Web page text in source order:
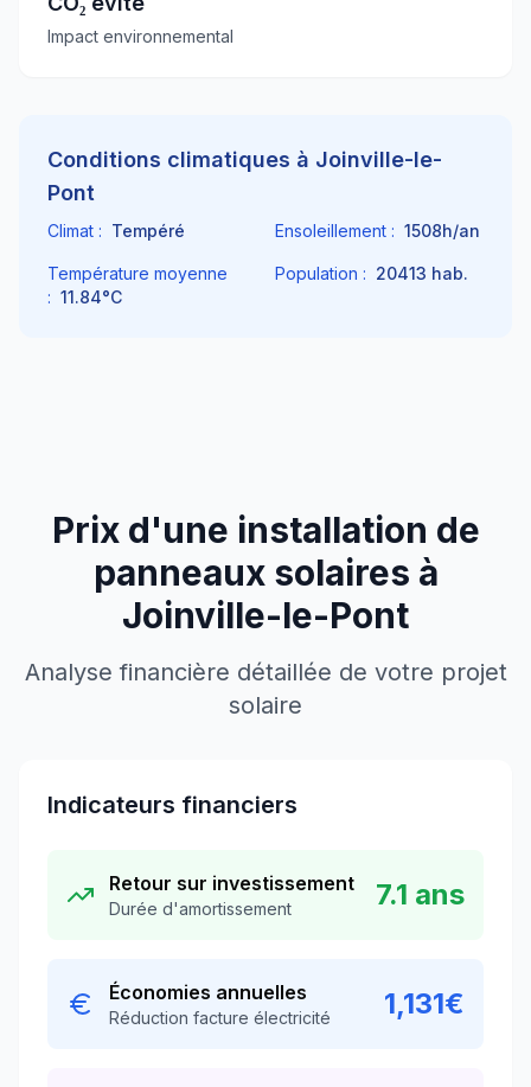
Impact environnemental
Conditions climatiques à Joinville-le-
Pont
Climat : Tempéré Ensoleillement : 1508h/an
Température moyenne
: 11.84°C
Population : 20413 hab.
Prix d'une installation de
panneaux solaires à
Joinville-le-Pont
Analyse financière détaillée de votre projet
solaire
Indicateurs financiers
Retour sur investissement
Durée d'amortissement 7.1 ans
Économies annuelles
Réduction facture électricité 1,131€